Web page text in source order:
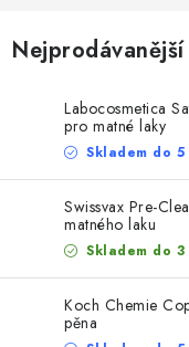
DÁRKOVÉ SADY A
ČLÁNKY
NAŠE SLUŽBY
KONTAKTY
Nejprodávanější
Labocosmetica
pro matné laky
Skladem do
Swissvax Pre-
matného laku
Skladem do
Koch Chemie
pěna